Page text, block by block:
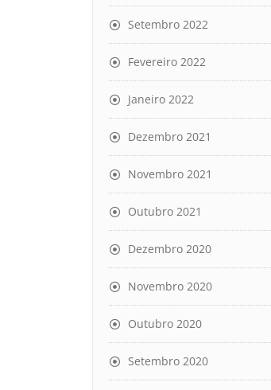
Setembro 2022
Fevereiro 2022
Janeiro 2022
Dezembro 2021
Novembro 2021
Outubro 2021
Dezembro 2020
Novembro 2020
Outubro 2020
Setembro 2020